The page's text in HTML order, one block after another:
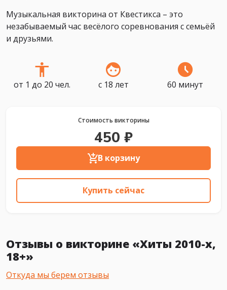
Музыкальная викторина от Квестикса – это
незабываемый час весёлого соревнования с семьёй
и друзьями.
от 1 до 20 чел. с 18 лет 60 минут
Стоимость викторины
450 ₽
В корзину
Купить сейчас
Отзывы о викторине «Хиты 2010-х,
18+»
Откуда мы берем отзывы